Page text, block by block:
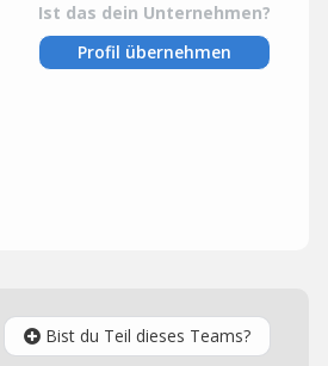
Ist das dein Unternehmen?
Profil übernehmen
Bist du Teil dieses Teams?